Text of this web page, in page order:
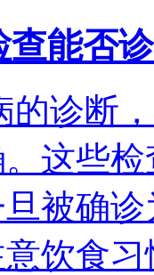
查能否
的诊断
这些
被确
饮食